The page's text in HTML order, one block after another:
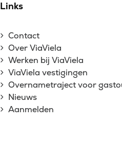
Links
Contact
Over ViaViela
Werken bij ViaViela
ViaViela vestigingen
Overnametraject voor
Nieuws
Aanmelden